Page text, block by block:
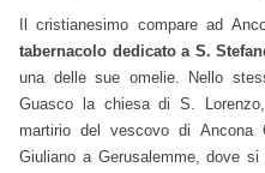
Il cristianesimo compare ad
tabernacolo dedicato a S.
una delle sue omelie. Nello
Guasco la chiesa di S.
martirio del vescovo di Ancona
Giuliano a Gerusalemme, dove